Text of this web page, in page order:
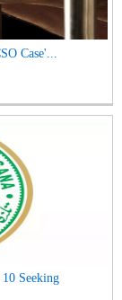
Case'...
Seeking